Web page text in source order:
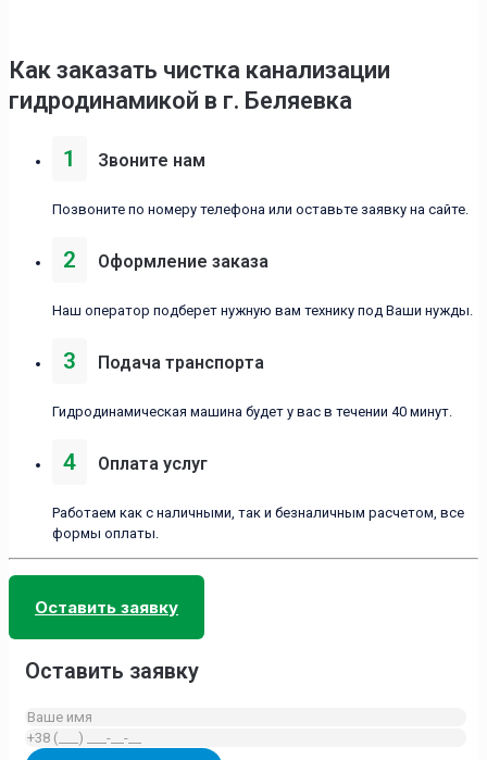
Как заказать чистка канализации
гидродинамикой в г. Беляевка
1 Звоните нам
Позвоните по номеру телефона или оставьте заявку на сайте.
2 Оформление заказа
Наш оператор подберет нужную вам технику под Ваши нужды.
3 Подача транспорта
Гидродинамическая машина будет у вас в течении 40 минут.
4 Оплата услуг
Работаем как с наличными, так и безналичным расчетом, все
формы оплаты.
Оставить заявку
Оставить заявку